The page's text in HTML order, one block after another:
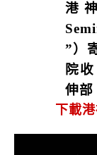
港
”）
院
伸部
下載